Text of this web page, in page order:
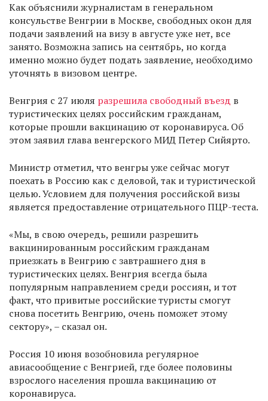
Как объяснили журналистам в генеральном
консульстве Венгрии в Москве, свободных окон для
подачи заявлений на визу в августе уже нет, все
занято. Возможна запись на сентябрь, но когда
именно можно будет подать заявление, необходимо
уточнять в визовом центре.
Венгрия с 27 июля разрешила свободный въезд в
туристических целях российским гражданам,
которые прошли вакцинацию от коронавируса. Об
этом заявил глава венгерского МИД Петер Сийярто.
Министр отметил, что венгры уже сейчас могут
поехать в Россию как с деловой, так и туристической
целью. Условием для получения российской визы
является предоставление отрицательного ПЦР-теста.
«Мы, в свою очередь, решили разрешить
вакцинированным российским гражданам
приезжать в Венгрию с завтрашнего дня в
туристических целях. Венгрия всегда была
популярным направлением среди россиян, и тот
факт, что привитые российские туристы смогут
снова посетить Венгрию, очень поможет этому
сектору», – сказал он.
Россия 10 июня возобновила регулярное
авиасообщение с Венгрией, где более половины
взрослого населения прошла вакцинацию от
коронавируса.